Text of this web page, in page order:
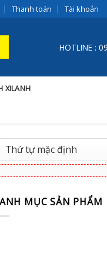
Thanh toán Tài khoản
HOTLINE :
XILANH
MỤC SẢN PHẨM